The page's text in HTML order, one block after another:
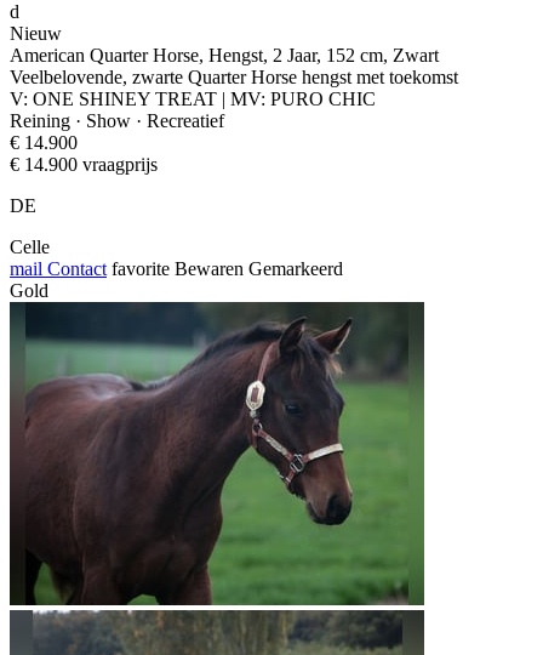
d
Nieuw
American Quarter Horse, Hengst, 2 Jaar, 152 cm, Zwart
Veelbelovende, zwarte Quarter Horse hengst met toekomst
V: ONE SHINEY TREAT | MV: PURO CHIC
Reining · Show · Recreatief
€ 14.900
€ 14.900 vraagprijs
DE
Celle
mail Contact favorite Bewaren Gemarkeerd
Gold